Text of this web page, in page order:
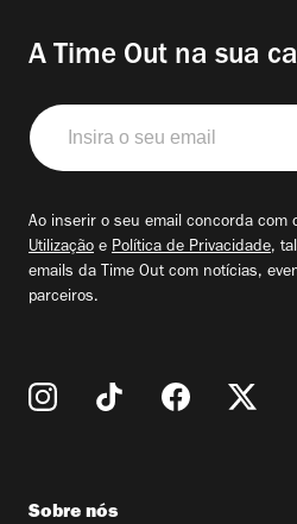
A Time Out na sua
Insira
o
seu
Ao inserir o seu email concorda com
Utilização e Política de Privacidade,
emails da Time Out com notícias,
parceiros.
Sobre nós